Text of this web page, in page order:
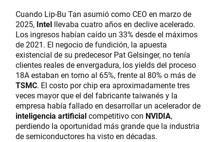
Cuando Lip-Bu Tan asumió como CEO en marzo de
2025, Intel llevaba cuatro años en declive acelerado.
Los ingresos habían caído un 33% desde el máximos
de 2021. El negocio de fundición, la apuesta
existencial de su predecesor Pat Gelsinger, no tenía
clientes reales de envergadura, los yields del proceso
18A estaban en torno al 65%, frente al 80% o más de
TSMC. El costo por chip era aproximadamente tres
veces mayor que el del fabricante taiwanés y la
empresa había fallado en desarrollar un acelerador de
inteligencia artificialcompetitivo con NVIDIA,
perdiendo la oportunidad más grande que la industria
de semiconductores ha visto en décadas.